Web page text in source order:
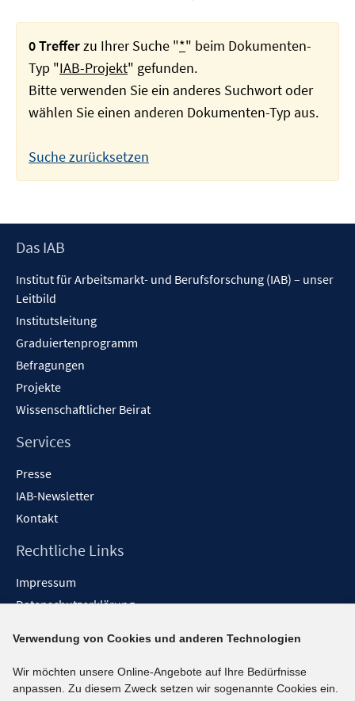
0 Trefferzu Ihrer Suche "*" beim Dokumenten-
Typ "IAB-Projekt" gefunden.
Bitte verwenden Sie ein anderes Suchwort oder
wählen Sie einen anderen Dokumenten-Typ aus.
Suche zurücksetzen
Footer
Das IAB
Institut für Arbeitsmarkt- und Berufsforschung (IAB) – unser
Leitbild
Institutsleitung
Graduiertenprogramm
Befragungen
Projekte
Wissenschaftlicher Beirat
Services
Presse
IAB-Newsletter
Kontakt
Rechtliche Links
Impressum
Datenschutzerklärung
Barrieren melden
Social-Media-Kanäle
Verwendung von Cookies und anderen Technologien
Wir möchten unsere Online-Angebote auf Ihre Bedürfnisse
anpassen. Zu diesem Zweck setzen wir sogenannte Cookies ein.